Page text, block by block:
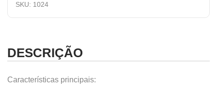
SKU: 1024
DESCRIÇÃO
Características principais: